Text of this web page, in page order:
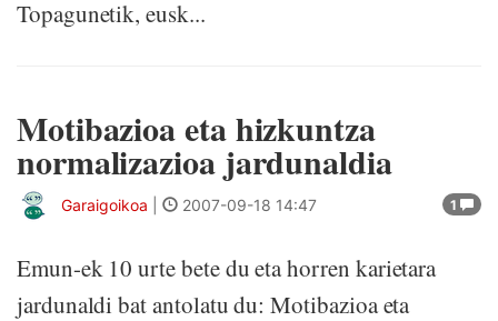
Topagunetik, eusk...
Motibazioa eta hizkuntza
normalizazioa jardunaldia
1
Garaigoikoa 2007-09-18 14:47
Emun-ek 10 urte bete du eta horren karietara
jardunaldi bat antolatu du: Motibazioa eta